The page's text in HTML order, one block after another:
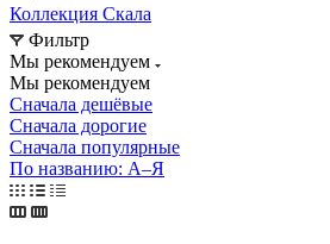
Коллекция Скала
Фильтр
Мы рекомендуем
Мы рекомендуем
Сначала дешёвые
Сначала дорогие
Сначала популярные
По названию: А–Я